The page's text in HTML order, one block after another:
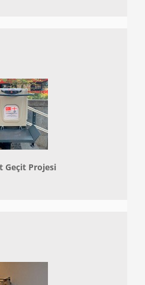
Geçit Projesi